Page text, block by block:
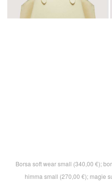
Borsa soft wear small (340,00 €);
himma small (270,00 €); magie